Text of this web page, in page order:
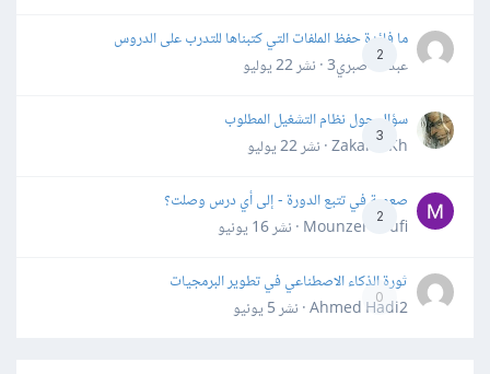
2
ما فائدة حفظ الملفات التي كتبناها للتدرب على الدروس
عبدالله صبري3 · نشر
22 يوليو
3
سؤال حول نظام التشغيل المطلوب
Zakaria Kh · نشر
22 يوليو
2
صعوبة في تتبع الدورة - إلى أي درس وصلت؟
Mounzer Soufi · نشر
16 يونيو
0
ثورة الذكاء الاصطناعي في تطوير البرمجيات
Ahmed Hadi2 · نشر
5 يونيو